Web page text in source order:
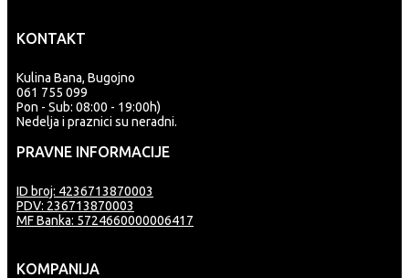
KONTAKT
Kulina Bana, Bugojno
061 755 099
Pon - Sub: 08:00 - 19:00h)
Nedelja i praznici su neradni.
PRAVNE INFORMACIJE
ID broj: 4236713870003
PDV: 236713870003
MF Banka: 5724660000006417
KOMPANIJA